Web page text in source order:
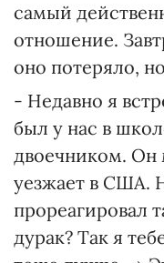
самый
отношение.
оно потеряло,
- Недавно я
был у нас в
двоечником. Он
уезжает в США.
прореагировал
дурак? Так я